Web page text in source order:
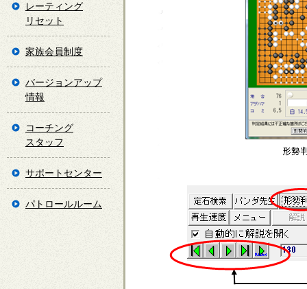
レーティング
リセット
家族会員制度
バージョンアップ
情報
コーチング
スタッフ
サポートセンター
パトロールルーム